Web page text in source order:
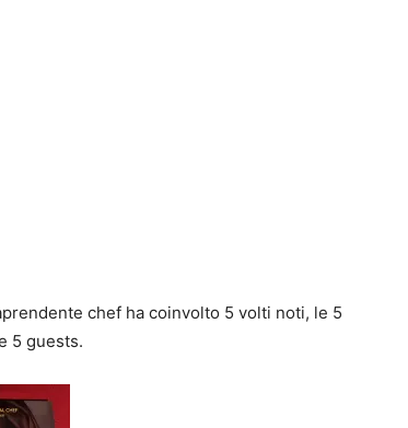
chef ha coinvolto 5 volti noti, le 5
5 guests.